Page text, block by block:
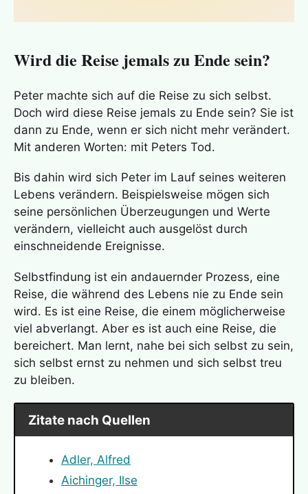
Wird die Reise jemals zu Ende sein?
Peter machte sich auf die Reise zu sich selbst.
Doch wird diese Reise jemals zu Ende sein? Sie ist
dann zu Ende, wenn er sich nicht mehr verändert.
Mit anderen Worten: mit Peters Tod.
Bis dahin wird sich Peter im Lauf seines weiteren
Lebens verändern. Beispielsweise mögen sich
seine persönlichen Überzeugungen und Werte
verändern, vielleicht auch ausgelöst durch
einschneidende Ereignisse.
Selbstfindung ist ein andauernder Prozess, eine
Reise, die während des Lebens nie zu Ende sein
wird. Es ist eine Reise, die einem möglicherweise
viel abverlangt. Aber es ist auch eine Reise, die
bereichert. Man lernt, nahe bei sich selbst zu sein,
sich selbst ernst zu nehmen und sich selbst treu
zu bleiben.
Zitate nach Quellen
Adler, Alfred
Aichinger, Ilse